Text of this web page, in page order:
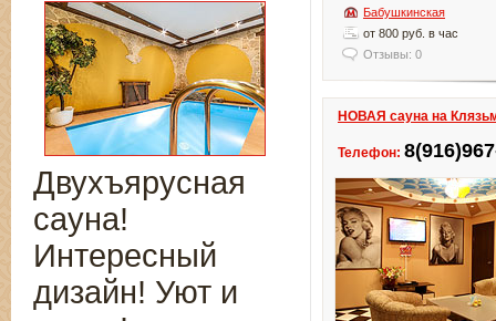
Бабушкинская
от 800 руб. в час
Отзывы: 0
НОВАЯ сауна на
Телефон:
Двухъярусная
сауна!
Интересный
дизайн! Уют и